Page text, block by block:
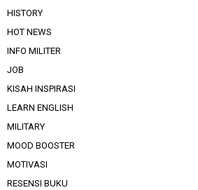
HISTORY
HOT NEWS
INFO MILITER
JOB
KISAH INSPIRASI
LEARN ENGLISH
MILITARY
MOOD BOOSTER
MOTIVASI
RESENSI BUKU